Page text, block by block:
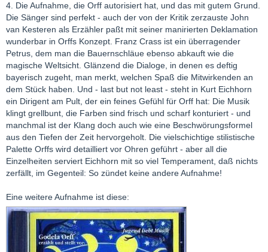
4. Die Aufnahme, die Orff autorisiert hat, und das mit gutem Grund.
Die Sänger sind perfekt - auch der von der Kritik zerzauste John
van Kesteren als Erzähler paßt mit seiner manirierten Deklamation
wunderbar in Orffs Konzept. Franz Crass ist ein überragender
Petrus, dem man die Bauernschläue ebenso abkauft wie die
magische Weltsicht. Glänzend die Dialoge, in denen es deftig
bayerisch zugeht, man merkt, welchen Spaß die Mitwirkenden an
dem Stück haben. Und - last but not least - steht in Kurt Eichhorn
ein Dirigent am Pult, der ein feines Gefühl für Orff hat: Die Musik
klingt grellbunt, die Farben sind frisch und scharf konturiert - und
manchmal ist der Klang doch auch wie eine Beschwörungsformel
aus den Tiefen der Zeit hervorgeholt. Die vielschichtige stilistische
Palette Orffs wird detailliert vor Ohren geführt - aber all die
Einzelheiten serviert Eichhorn mit so viel Temperament, daß nichts
zerfällt, im Gegenteil: So zündet keine andere Aufnahme!
Eine weitere Aufnahme ist diese: